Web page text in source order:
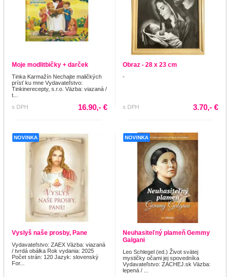
Moje modlitbičky + darček
Tinka Karmažín Nechajte maličkých
prísť ku mne Vydavateľstvo:
Tinkinerecepty, s.r.o. Väzba: viazaná /
t...
s DPH
16.90,- €
Obraz - 28 x 23 cm
-
s DPH 3.70,- €
NOVINKA
Vyslyš naše prosby, Pane
Vydavateľstvo: ZAEX Väzba: viazaná
/ tvrdá obálka Rok vydania: 2025
Počet strán: 120 Jazyk: slovenský
For...
NOVINKA
Neuhasiteľný plameň Gemmy
Galgani
Leo Schlegel (ed.) Život svätej
mystičky očami jej spovedníka
Vydavateľstvo: ZACHEJ.sk Väzba:
lepená / ...